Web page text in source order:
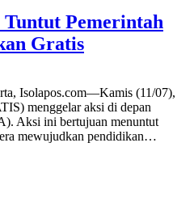
Pemerintah
Gratis
Isolapos.com—Kamis (11/07),
menggelar aksi di depan
Aksi ini bertujuan menuntut
mewujudkan pendidikan…